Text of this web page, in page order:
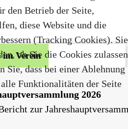
im Verein
2026
zur
den Betrieb der Seite,
diese Website und die
(Tracking Cookies). Sie
ob Sie die Cookies zulassen
Sie, dass bei einer Ablehnung
Funktionalitäten der Seite